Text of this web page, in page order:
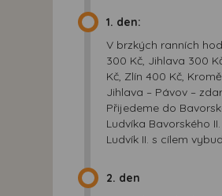
1. den:
V brzkých ranních
300 Kč, Jihlava 300
Kč, Zlín 400 Kč,
Jihlava – Pávov –
Přijedeme do
Ludvíka Bavorského II.
Ludvík II. s cílem
2. den